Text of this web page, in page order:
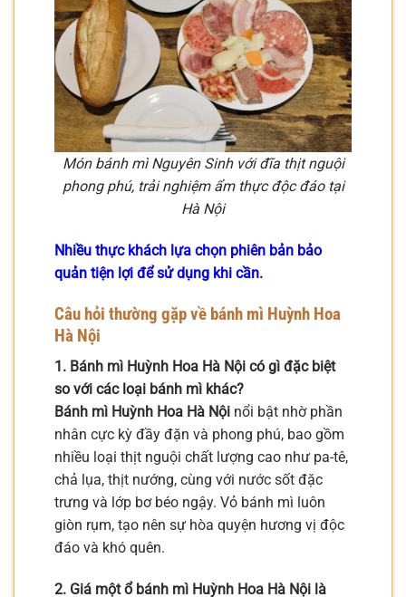
Món bánh mì Nguyên Sinh với đĩa thịt nguội
phong phú, trải nghiệm ẩm thực độc đáo tại
Hà Nội
Nhiều thực khách lựa chọn phiên bản bảo
quản tiện lợi để sử dụng khi cần.
Câu hỏi thường gặp về bánh mì Huỳnh Hoa
Hà Nội
1. Bánh mì Huỳnh Hoa Hà Nội có gì đặc biệt
so với các loại bánh mì khác?
Bánh mì Huỳnh Hoa Hà Nội nổi bật nhờ phần
nhân cực kỳ đầy đặn và phong phú, bao gồm
nhiều loại thịt nguội chất lượng cao như pa-tê,
chả lụa, thịt nướng, cùng với nước sốt đặc
trưng và lớp bơ béo ngậy. Vỏ bánh mì luôn
giòn rụm, tạo nên sự hòa quyện hương vị độc
đáo và khó quên.
2. Giá một ổ bánh mì Huỳnh Hoa Hà Nội là